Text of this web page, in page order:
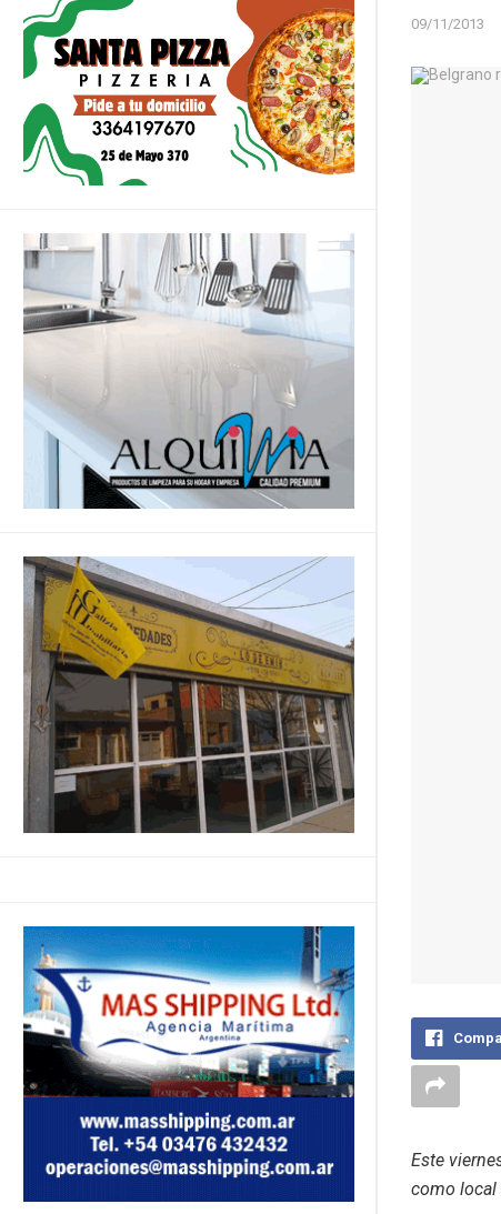
09/11/2013
Este
como local